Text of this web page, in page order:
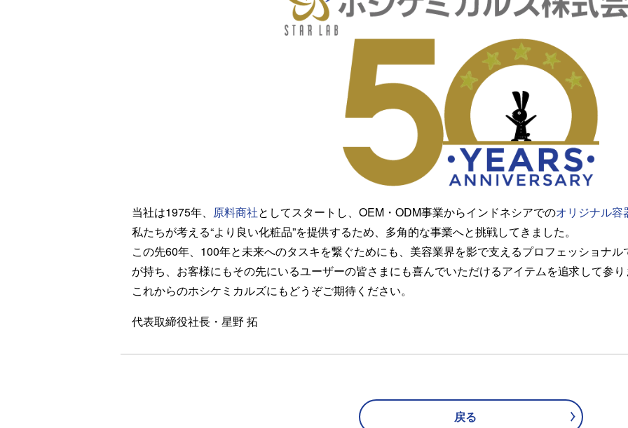
当社は1975年、 原料商社としてスタートし、OEM・ODM事業からインドネシアでのオリジナル容
私たちが考える“より良い化粧品”を提供するため、多角的な事業へと挑戦してきました。
この先60年、100年と未来へのタスキを繋ぐためにも、美容業界を影で支えるプロフェッショナ
が持ち、お客様にもその先にいるユーザーの皆さまにも喜んでいただけるアイテムを追求して参り
これからのホシケミカルズにもどうぞご期待ください。
代表取締役社長・星野 拓
戻る